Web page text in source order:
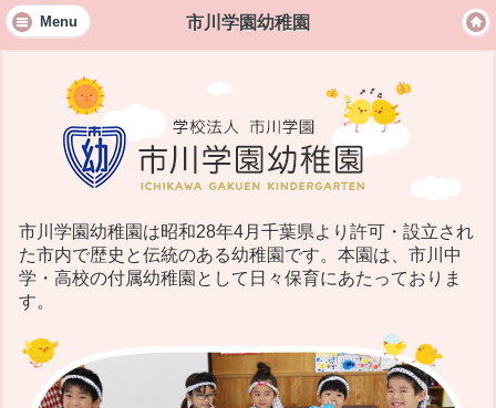
Menu 市川学園幼稚園
市川学園幼稚園は昭和28年4月千葉県より許可・設立され
た市内で歴史と伝統のある幼稚園です。本園は、市川中
学・高校の付属幼稚園として日々保育にあたっておりま
す。